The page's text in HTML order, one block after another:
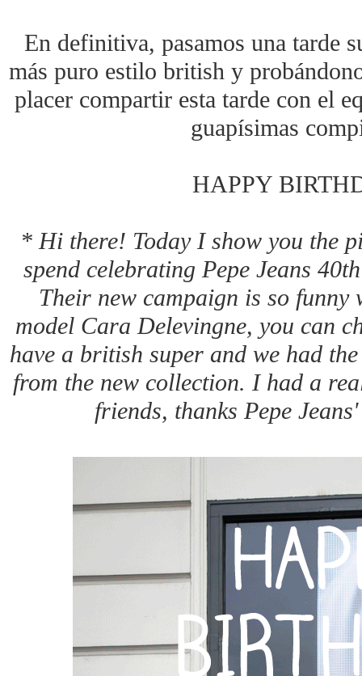
En definitiva, pasamos una tarde
más puro estilo british y
placer compartir esta tarde con el
guapísimas
HAPPY
* Hi there! Today I show you the
spend celebrating Pepe Jeans
Their new campaign is so
model Cara Delevingne, you can
have a british super and we had
from the new collection. I had a
friends, thanks Pepe